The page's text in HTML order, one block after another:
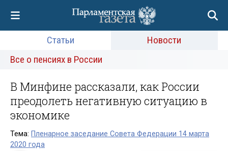
Статьи
Новости
Все о пенсиях в России
В Минфине рассказали, как России
преодолеть негативную ситуацию в
экономике
Тема: Пленарное заседание Совета Федерации 14 марта
2020 года